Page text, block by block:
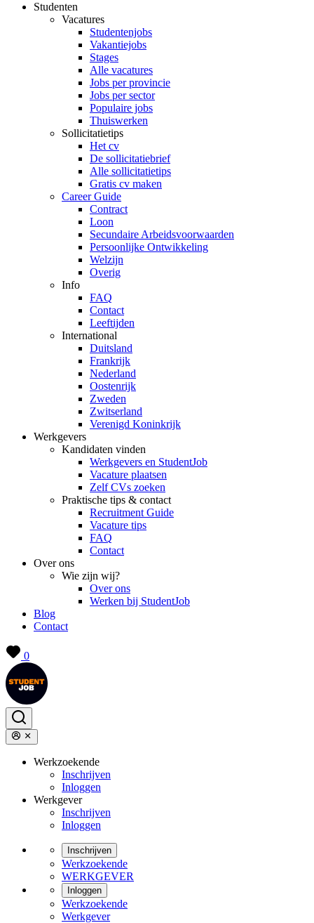
Studenten
Vacatures
Studentenjobs
Vakantiejobs
Stages
Alle vacatures
Jobs per provincie
Jobs per sector
Populaire jobs
Thuiswerken
Sollicitatietips
Het cv
De sollicitatiebrief
Alle sollicitatietips
Gratis cv maken
Career Guide
Contract
Loon
Secundaire Arbeidsvoorwaarden
Persoonlijke Ontwikkeling
Welzijn
Overig
Info
FAQ
Contact
Leeftijden
International
Duitsland
Frankrijk
Nederland
Oostenrijk
Zweden
Zwitserland
Verenigd Koninkrijk
Werkgevers
Kandidaten vinden
Werkgevers en StudentJob
Vacature plaatsen
Zelf CVs zoeken
Praktische tips & contact
Recruitment Guide
Vacature tips
FAQ
Contact
Over ons
Wie zijn wij?
Over ons
Werken bij StudentJob
Blog
Contact
0
Werkzoekende
Inschrijven
Inloggen
Werkgever
Inschrijven
Inloggen
Inschrijven
Werkzoekende
WERKGEVER
Inloggen
Werkzoekende
Werkgever